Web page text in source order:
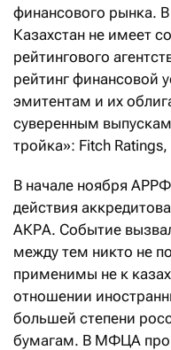
финансового рынка.
Казахстан не имеет
рейтингового
рейтинг финансовой
эмитентам и их
суверенным
тройка»: Fitch
В начале ноября
действия
АКРА. Событие
между тем никто не
применимы не к
отношении
большей степени
бумагам. В МФЦА